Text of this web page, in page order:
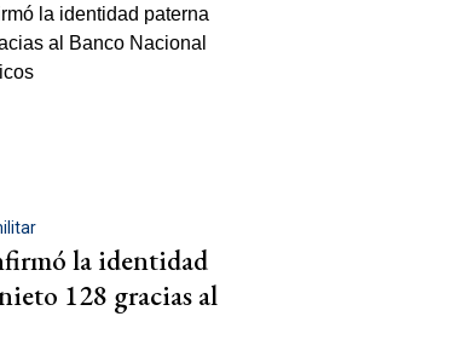
la identidad
128 gracias al